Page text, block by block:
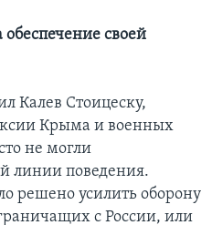
своей
Калев Стоицеску,
Крыма и военных
не могли
линии поведения.
решено усилить оборону
с России, или